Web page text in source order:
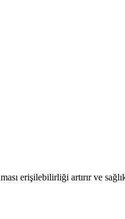
erişilebilirliği artırır ve